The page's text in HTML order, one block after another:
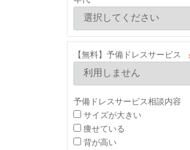
【無料】予備ドレスサービス
予備ドレスサービス相談内容
サイズが大きい
痩せている
背が高い